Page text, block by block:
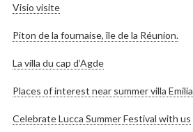
Visio visite
Piton de la fournaise, île de la Réunion.
La villa du cap d’Agde
Places of interest near summer villa Emilia
Celebrate Lucca Summer Festival with us